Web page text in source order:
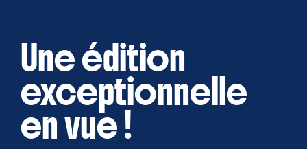
Une édition
exceptionnelle
en vue !